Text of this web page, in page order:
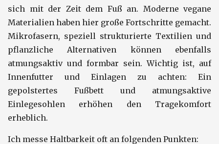
sich mit der Zeit dem Fuß an. Moderne vegane
Materialien haben hier große Fortschritte gemacht.
Mikrofasern, speziell strukturierte Textilien und
pflanzliche Alternativen können ebenfalls
atmungsaktiv und formbar sein. Wichtig ist, auf
Innenfutter und Einlagen zu achten: Ein
gepolstertes Fußbett und atmungsaktive
Einlegesohlen erhöhen den Tragekomfort
erheblich.
Ich messe Haltbarkeit oft an folgenden Punkten: